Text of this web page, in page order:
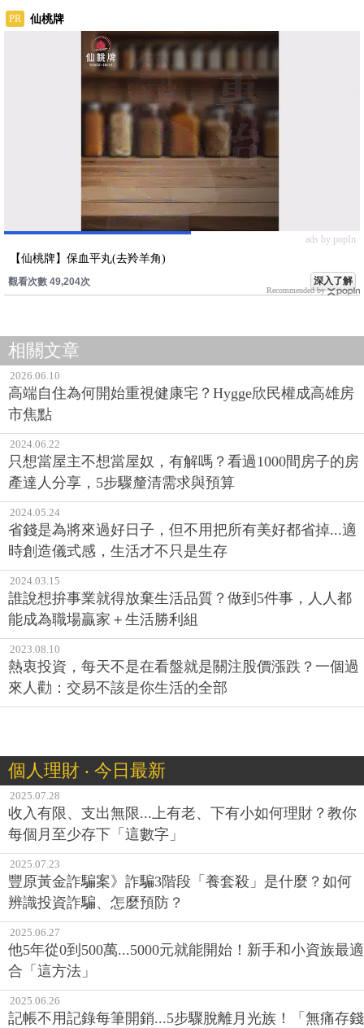
PR 仙桃牌
ads by popIn
【仙桃牌】保血平丸(去羚羊角)
觀看次數 49,204次 深入了解
Recommended by
相關文章
2026.06.10
高端自住為何開始重視健康宅？Hygge欣民權成高雄房
市焦點
2024.06.22
只想當屋主不想當屋奴，有解嗎？看過1000間房子的房
產達人分享，5步驟釐清需求與預算
2024.05.24
省錢是為將來過好日子，但不用把所有美好都省掉...適
時創造儀式感，生活才不只是生存
2024.03.15
誰說想拚事業就得放棄生活品質？做到5件事，人人都
能成為職場贏家＋生活勝利組
2023.08.10
熱衷投資，每天不是在看盤就是關注股價漲跌？一個過
來人勸：交易不該是你生活的全部
個人理財 ‧ 今日最新
2025.07.28
收入有限、支出無限...上有老、下有小如何理財？教你
每個月至少存下「這數字」
2025.07.23
豐原黃金詐騙案》詐騙3階段「養套殺」是什麼？如何
辨識投資詐騙、怎麼預防？
2025.06.27
他5年從0到500萬...5000元就能開始！新手和小資族最適
合「這方法」
2025.06.26
記帳不用記錄每筆開銷...5步驟脫離月光族！「無痛存錢